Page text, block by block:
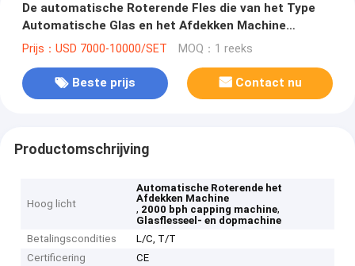
De automatische Roterende Fles die van het Type
Automatische Glas en het Afdekken Machine
2000bph verzegelen
Prijs：USD 7000-10000/SET MOQ：1 reeks
Beste prijs Contact nu
Productomschrijving
Hoog licht
Automatische Roterende het
Afdekken Machine
, 2000 bph capping machine,
Glasflesseel- en dopmachine
Betalingscondities
L/C, T/T
Certificering
CE